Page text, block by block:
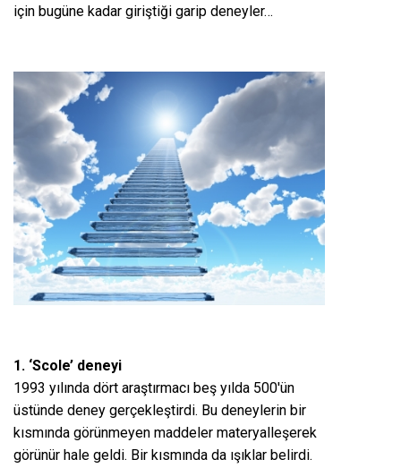
için bugüne kadar giriştiği garip deneyler…
1. ‘Scole’ deneyi
1993 yılında dört araştırmacı beş yılda 500′ün
üstünde deney gerçekleştirdi. Bu deneylerin bir
kısmında görünmeyen maddeler materyalleşerek
görünür hale geldi. Bir kısmında da ışıklar belirdi.